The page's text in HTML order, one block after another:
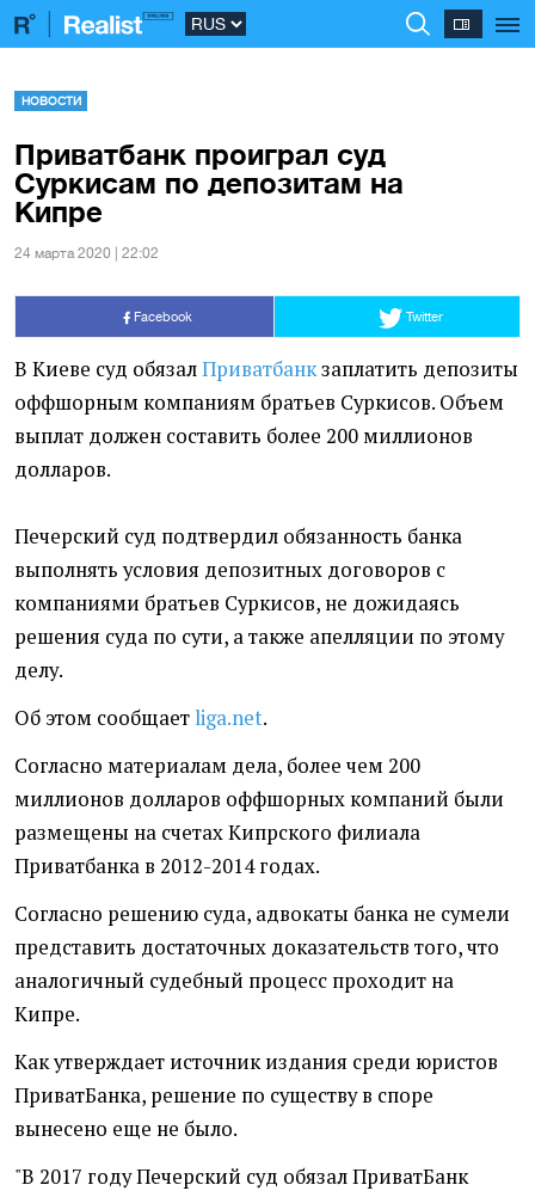
НОВОСТИ
Приватбанк проиграл суд
Суркисам по депозитам на
Кипре
24 марта 2020 | 22:02
Facebook Twitter
В Киеве суд обязалПриватбанкзаплатить депозиты
оффшорным компаниям братьев Суркисов. Объем
выплат должен составить более 200 миллионов
долларов.
Печерский суд подтвердил обязанность банка
выполнять условия депозитных договоров с
компаниями братьев Суркисов, не дожидаясь
решения суда по сути, а также апелляции по этому
делу.
Об этом сообщаетliga.net.
Согласно материалам дела, более чем 200
миллионов долларов оффшорных компаний были
размещены на счетах Кипрского филиала
Приватбанка в 2012-2014 годах.
Согласно решению суда, адвокаты банка не сумели
представить достаточных доказательств того, что
аналогичный судебный процесс проходит на
Кипре.
Как утверждает источник издания среди юристов
ПриватБанка, решение по существу в споре
вынесено еще не было.
"В 2017 году Печерский суд обязал ПриватБанк